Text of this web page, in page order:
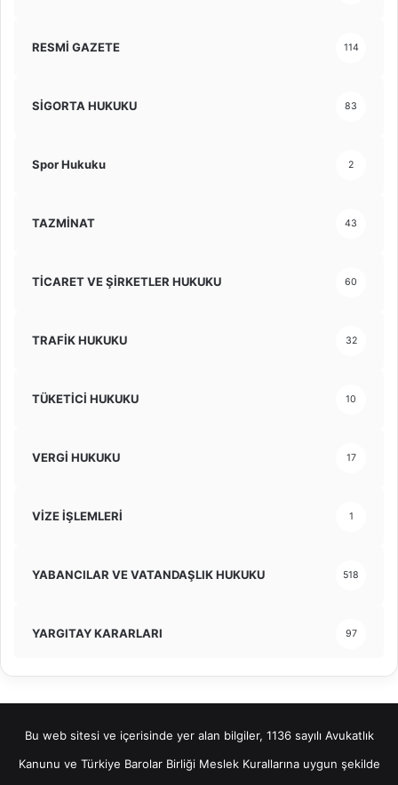
RESMİ GAZETE 114
SİGORTA HUKUKU 83
Spor Hukuku 2
TAZMİNAT 43
TİCARET VE ŞİRKETLER HUKUKU 60
TRAFİK HUKUKU 32
TÜKETİCİ HUKUKU 10
VERGİ HUKUKU 17
VİZE İŞLEMLERİ 1
YABANCILAR VE VATANDAŞLIK HUKUKU 518
YARGITAY KARARLARI 97
Bu web sitesi ve içerisinde yer alan bilgiler, 1136 sayılı Avukatlık
Kanunu ve Türkiye Barolar Birliği Meslek Kurallarına uygun şekilde